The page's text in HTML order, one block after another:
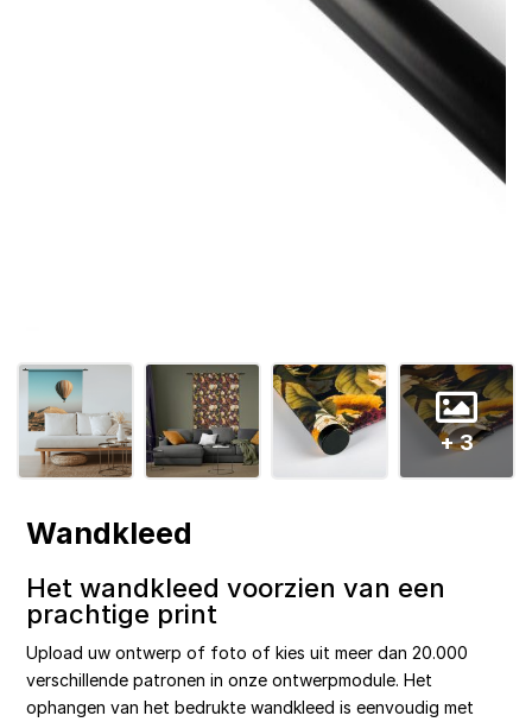
+ 3
Wandkleed
Het wandkleed voorzien van een
prachtige print
Upload uw ontwerp of foto of kies uit meer dan 20.000
verschillende patronen in onze ontwerpmodule. Het
ophangen van het bedrukte wandkleed is eenvoudig met